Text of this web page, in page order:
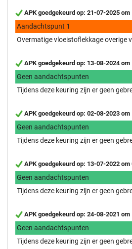
APK goedgekeurd op: 21-07-2025 om
Aandachtspunt 1
Overmatige vloeistoflekkage overige
APK goedgekeurd op: 13-08-2024 om
Geen aandachtspunten
Tijdens deze keuring zijn er geen
APK goedgekeurd op: 02-08-2023 om
Geen aandachtspunten
Tijdens deze keuring zijn er geen
APK goedgekeurd op: 13-07-2022 om
Geen aandachtspunten
Tijdens deze keuring zijn er geen
APK goedgekeurd op: 24-08-2021 om
Geen aandachtspunten
Tijdens deze keuring zijn er geen